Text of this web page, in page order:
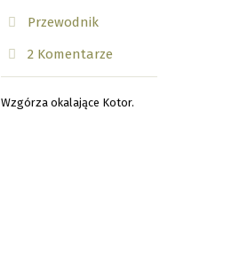
Przewodnik
2 Komentarze
Wzgórza okalające Kotor.